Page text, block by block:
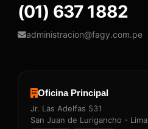
(01) 637 1882
administracion@fagy.com.pe
Oficina Principal
Jr. Las Adelfas 531
San Juan de Lurigancho - Lima